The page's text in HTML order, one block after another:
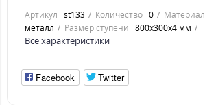
Артикул st133 Количество 0 Материал
металл
Размер ступени 800x300x4 мм
Все характеристики
Facebook Twitter